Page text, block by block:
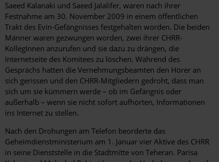
Saeed Kalanaki und Saeed Jalalifer, waren nach ihrer
Festnahme am 30. November 2009 in einem öffentlichen
Trakt des Evin-Gefängnisses festgehalten worden. Die beiden
Männer waren gezwungen worden, zwei ihrer CHRR-
KollegInnen anzurufen und sie dazu zu drängen, die
Internetseite des Komitees zu löschen. Während des
Gesprächs hatten die Vernehmungsbeamten den Hörer an
sich gerissen und den CHRR-Mitgliedern gedroht, dass man
sich um sie kümmern werde – ob im Gefängnis oder
außerhalb – wenn sie nicht sofort aufhörten, Informationen
ins Internet zu stellen.
Nach den Drohungen am Telefon beorderte das
Geheimdienstministerium am 1. Januar vier Aktive des CHRR
in seine Dienststelle in die Stadtmitte von Teheran. Parisa